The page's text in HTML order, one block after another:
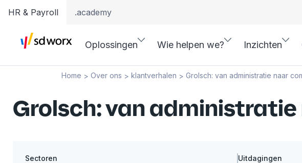
HR & Payroll .academy
Oplossingen Wie helpen we? Inzichten
Home > Over ons > klantverhalen > Grolsch: van administratie naar
Grolsch: van
Sectoren Uitdagingen